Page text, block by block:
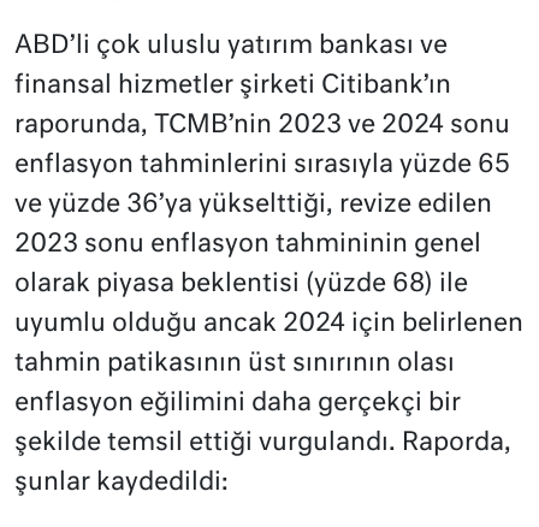
ABD’li çok uluslu yatırım bankası ve
finansal hizmetler şirketi Citibank’ın
raporunda, TCMB’nin 2023 ve 2024 sonu
enflasyon tahminlerini sırasıyla yüzde 65
ve yüzde 36’ya yükselttiği, revize edilen
2023 sonu enflasyon tahmininin genel
olarak piyasa beklentisi (yüzde 68) ile
uyumlu olduğu ancak 2024 için belirlenen
tahmin patikasının üst sınırının olası
enflasyon eğilimini daha gerçekçi bir
şekilde temsil ettiği vurgulandı. Raporda,
şunlar kaydedildi: